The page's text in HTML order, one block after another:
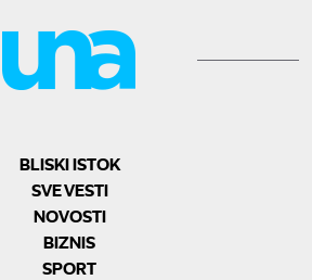
BLISKI ISTOK
SVE VESTI
NOVOSTI
BIZNIS
SPORT